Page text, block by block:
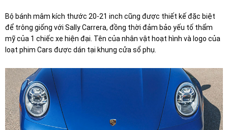
Bộ bánh mâm kích thước 20-21 inch cũng được thiết kế đặc biệt
để trông giống với Sally Carrera, đồng thời đảm bảo yếu tố thẩm
mỹ của 1 chiếc xe hiện đại. Tên của nhân vật hoạt hình và logo của
loạt phim Cars được dán tại khung cửa sổ phụ.